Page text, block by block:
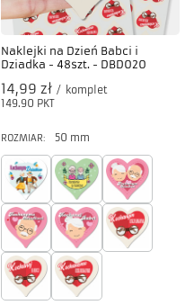
Naklejki na Dzień Babci i
Dziadka - 48szt. - DBD020
14,99 zł / komplet
149.90 PKT
ROZMIAR: 50 mm